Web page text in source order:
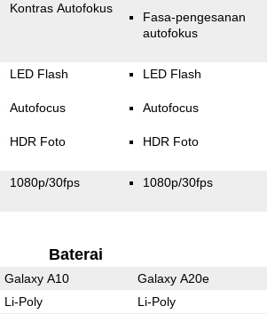
Kontras Autofokus
Fasa-pengesanan
autofokus
LED Flash
Autofocus
HDR Foto
LED Flash
Autofocus
HDR Foto
1080p/30fps 1080p/30fps
Baterai
Galaxy A10 Galaxy A20e
Li-Poly Li-Poly